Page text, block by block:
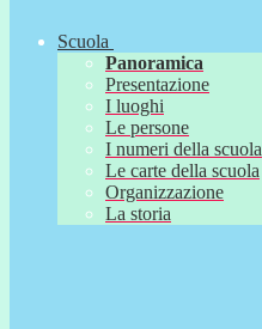
Scuola
Panoramica
Presentazione
I luoghi
Le persone
I numeri della scuola
Le carte della scuola
Organizzazione
La storia